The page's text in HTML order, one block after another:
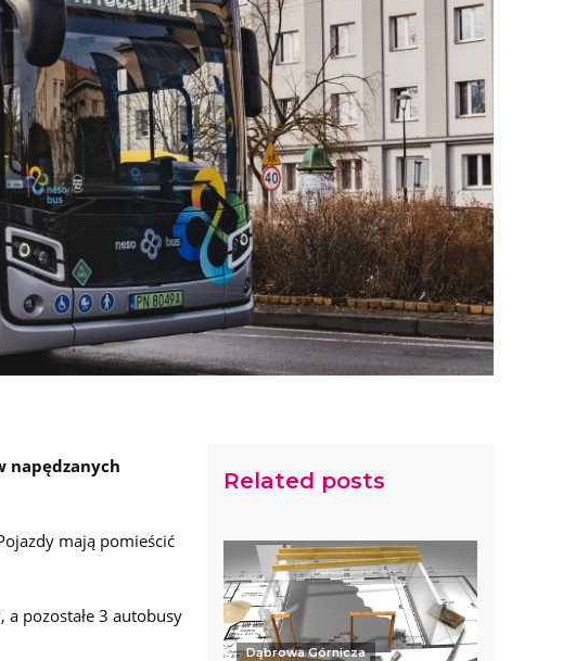
napędzanych
mają pomieścić
pozostałe 3 autobusy
Related posts
Dąbrowa Górnicza